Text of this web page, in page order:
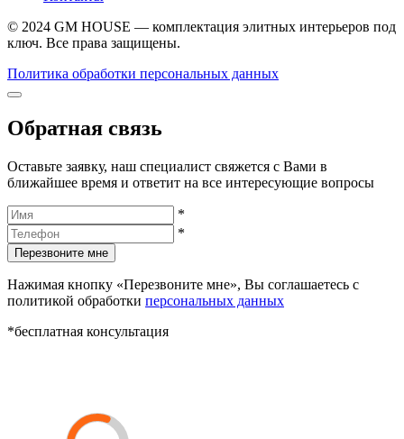
© 2024 GM HOUSE — комплектация элитных интерьеров под
ключ. Все права защищены.
Политика обработки персональных данных
Обратная связь
Оставьте заявку, наш специалист свяжется с Вами в
ближайшее время и ответит на все интересующие вопросы
*
*
Перезвоните мне
Нажимая кнопку «Перезвоните мне», Вы соглашаетесь с
политикой обработки персональных данных
*бесплатная консультация